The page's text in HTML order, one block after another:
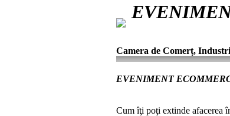
Camera de Comerț,
EVENIMENT
Cum îţi poţi extinde afacerea